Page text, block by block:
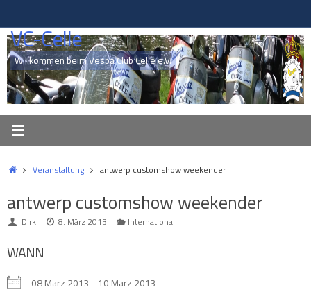
springen
VC-Celle
Willkommen beim Vespa Club Celle e.V.
StartVeranstaltung antwerp customshow weekender
antwerp customshow weekender
Dirk 8. März 2013 International
WANN
08 März 2013 - 10 März 2013